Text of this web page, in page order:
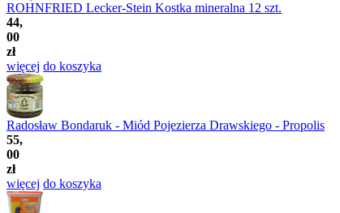
ROHNFRIED Lecker-Stein Kostka mineralna 12 szt.
44,
00
zł
więcej do koszyka
Radosław Bondaruk - Miód Pojezierza Drawskiego - Propolis
55,
00
zł
więcej do koszyka